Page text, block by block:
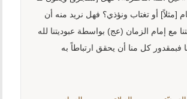
[مثلاً] أو تغتاب ونؤذي؟ فهل نريد منه أن
مع إمام الزمان (عج) بواسطة عبوديتنا لله
فبمقدور كل منا أن يحقق ارتباطاً به